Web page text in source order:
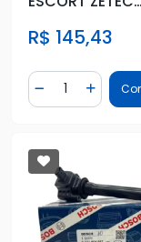
ROCAN 00/
R$ 145,43
Diminuir
Quantidade